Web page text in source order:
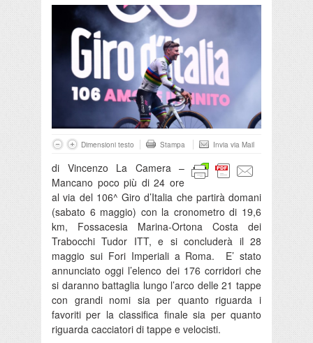
Dimensioni testo Stampa Invia via Mail
di Vincenzo La Camera –
Mancano poco più di 24 ore
al via del 106^ Giro d’Italia che partirà domani
(sabato 6 maggio) con la cronometro di 19,6
km, Fossacesia Marina-Ortona Costa dei
Trabocchi Tudor ITT, e si concluderà il 28
maggio sui Fori Imperiali a Roma. E’ stato
annunciato oggi l’elenco dei 176 corridori che
si daranno battaglia lungo l’arco delle 21 tappe
con grandi nomi sia per quanto riguarda i
favoriti per la classifica finale sia per quanto
riguarda cacciatori di tappe e velocisti.